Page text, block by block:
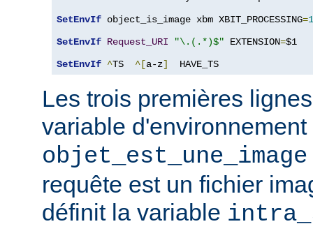
SetEnvIf object_is_image xbm XBIT_PROCESSING=1
SetEnvIf Request_URI "\.(.*)$" EXTENSION=$1
SetEnvIf ^TS ^[a-z]
  HAVE_TS
Les trois premières
variable d'environnement
objet_est_une_image
requête est un fichier
définit la variable